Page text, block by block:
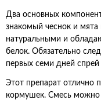
Два основных
знакомый чеснок и мята
натуральными и
белок. Обязательно
первых семи дней
Этот препарат отлично
кормушек. Смесь можно